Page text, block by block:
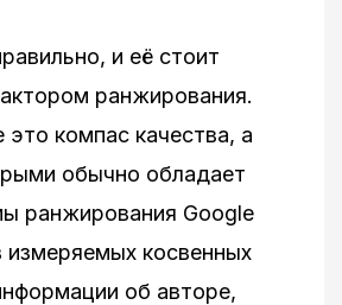
и её стоит
ранжирования.
компас качества, а
обычно обладает
ранжирования Google
косвенных
об авторе,